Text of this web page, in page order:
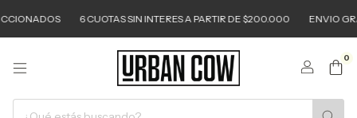
6 CUOTAS SIN INTERES A PARTIR DE $200.000 ENVIO GRATIS
0